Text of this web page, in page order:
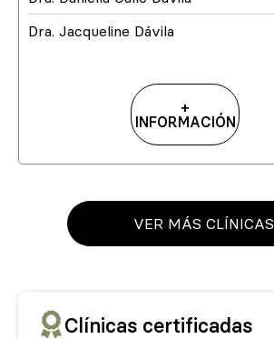
Dra. Jacqueline Dávila
+
INFORMACIÓN
VER MÁS CLÍNICAS
Clínicas certificadas